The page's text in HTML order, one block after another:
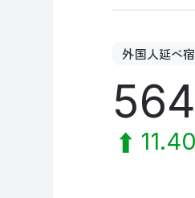
外国人延べ